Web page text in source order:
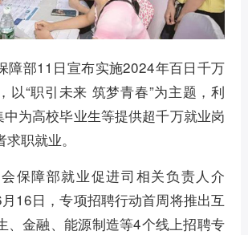
障部11日宣布实施2024年百日千万
以“职引未来 筑梦青春”为主题，利
为高校毕业生等提供超千万就业岗
职就业。
保障部就业促进司相关负责人介
16日，专项招聘行动首周将推出互
、金融、能源制造等4个线上招聘专